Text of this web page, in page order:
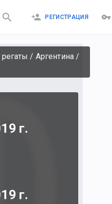
РЕГИСТРАЦИЯ
/ Аргентина/
г.
г.